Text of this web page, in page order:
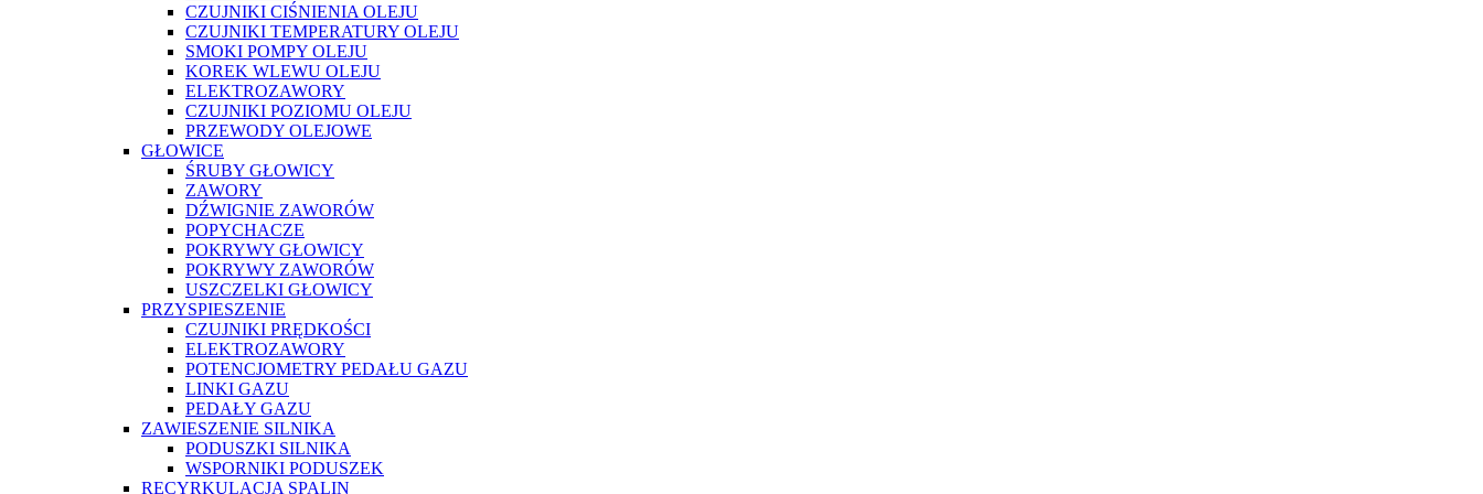
CZUJNIKI CIŚNIENIA OLEJU
CZUJNIKI TEMPERATURY OLEJU
SMOKI POMPY OLEJU
KOREK WLEWU OLEJU
ELEKTROZAWORY
CZUJNIKI POZIOMU OLEJU
PRZEWODY OLEJOWE
GŁOWICE
ŚRUBY GŁOWICY
ZAWORY
DŹWIGNIE ZAWORÓW
POPYCHACZE
POKRYWY GŁOWICY
POKRYWY ZAWORÓW
USZCZELKI GŁOWICY
PRZYSPIESZENIE
CZUJNIKI PRĘDKOŚCI
ELEKTROZAWORY
POTENCJOMETRY PEDAŁU GAZU
LINKI GAZU
PEDAŁY GAZU
ZAWIESZENIE SILNIKA
PODUSZKI SILNIKA
WSPORNIKI PODUSZEK
RECYRKULACJA SPALIN